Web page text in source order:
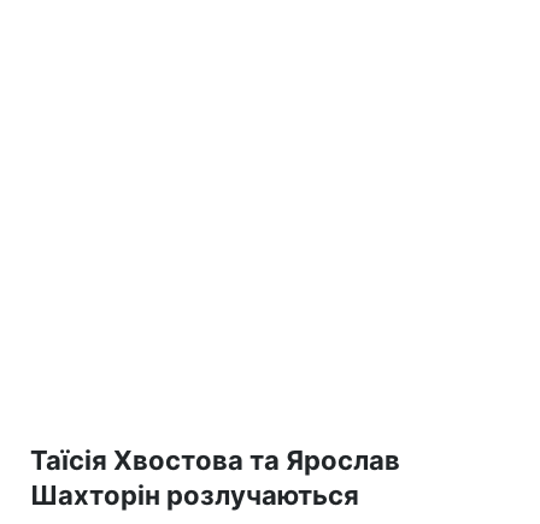
Таїсія Хвостова та Ярослав
Шахторін розлучаються